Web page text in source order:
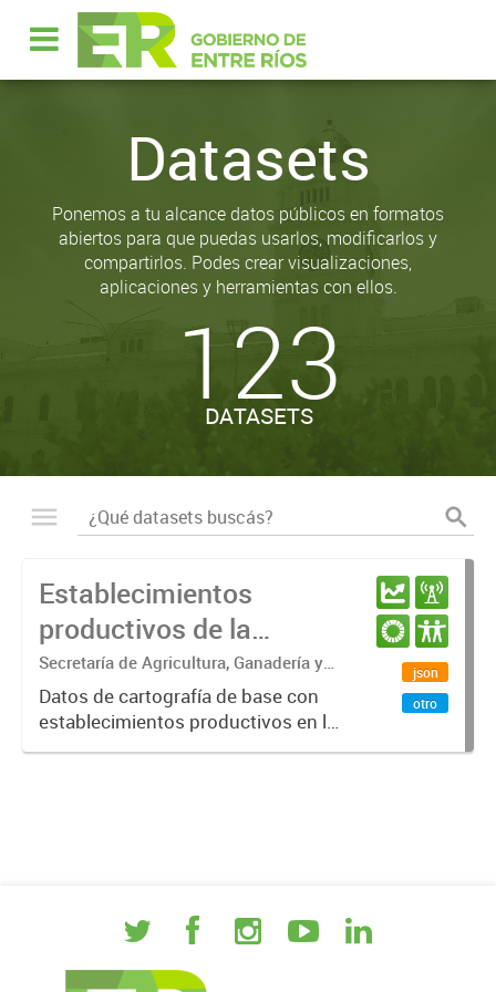
Datasets
Ponemos a tu alcance datos públicos en formatos
abiertos para que puedas usarlos, modificarlos y
compartirlos. Podes crear visualizaciones,
aplicaciones y herramientas con ellos.
123
DATASETS
Establecimientos
productivos de la
provincia de Entre Ríos
Secretaría de Agricultura, Ganadería y
Pesca. Ministerio de Desarrollo
Económico
Datos de cartografía de base con
establecimientos productivos en la
provincia de Entre Ríos.
json
otro